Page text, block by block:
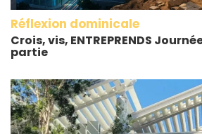
Réflexion dominicale
Crois, vis, ENTREPRENDS
partie